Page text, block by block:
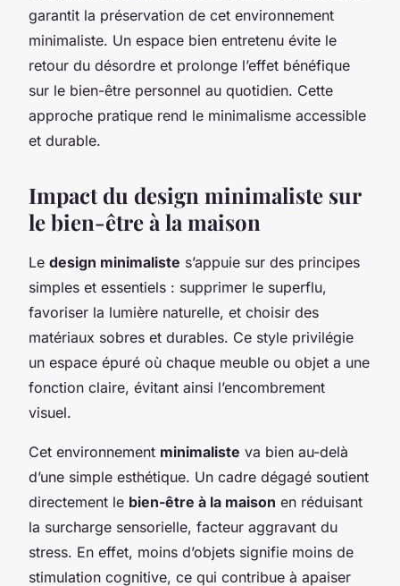
garantit la préservation de cet environnement
minimaliste. Un espace bien entretenu évite le
retour du désordre et prolonge l’effet bénéfique
sur le bien-être personnel au quotidien. Cette
approche pratique rend le minimalisme accessible
et durable.
Impact du design minimaliste sur
le bien-être à la maison
Le design minimaliste s’appuie sur des principes
simples et essentiels : supprimer le superflu,
favoriser la lumière naturelle, et choisir des
matériaux sobres et durables. Ce style privilégie
un espace épuré où chaque meuble ou objet a une
fonction claire, évitant ainsi l’encombrement
visuel.
Cet environnement minimaliste va bien au-delà
d’une simple esthétique. Un cadre dégagé soutient
directement le bien-être à la maison en réduisant
la surcharge sensorielle, facteur aggravant du
stress. En effet, moins d’objets signifie moins de
stimulation cognitive, ce qui contribue à apaiser